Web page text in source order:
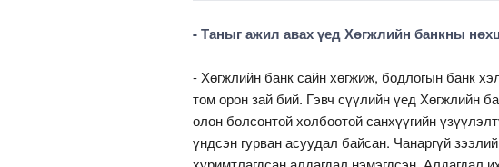
- Таныг ажил авах үед Хөгжлийн банкны
- Хөгжлийн банк сайн хөгжиж, бодлогын банк
том орон зай бий. Гэвч сүүлийн үед Хөгжлийн
олон болсонтой холбоотой санхүүгийн
үндсэн гурван асуудал байсан. Чанаргүй